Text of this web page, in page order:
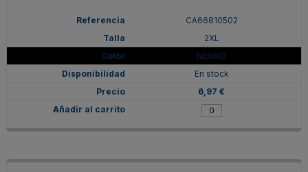
CA66810502
2XL
NEGRO
En stock
6,97 €